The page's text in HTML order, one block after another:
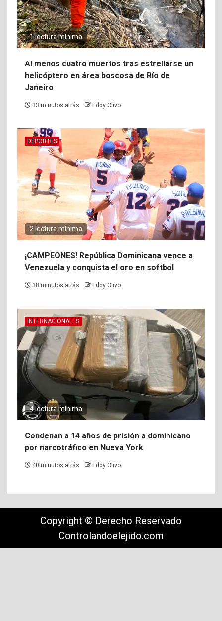
1 lectura mínima
Al menos cuatro muertos tras estrellarse un
helicóptero en área boscosa de Río de
Janeiro
33 minutos atrás Eddy Olivo
DEPORTES
2 lectura mínima
¡CAMPEONES! República Dominicana vence a
Venezuela y conquista el oro en softbol
38 minutos atrás Eddy Olivo
INTERNACIONALES
4 lectura mínima
Condenan a 14 años de prisión a dominicano
por narcotráfico en Nueva York
40 minutos atrás Eddy Olivo
Copyright © Derecho Reservado
Controlandoelejido.com